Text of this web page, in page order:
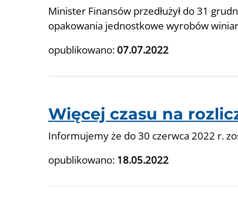
Minister Finansów przedłużył do 31
opakowania jednostkowe wyrobów
opublikowano:07.07.2022
Więcej czasu na
Informujemy że do 30 czerwca 2022 r.
opublikowano: 18.05.2022